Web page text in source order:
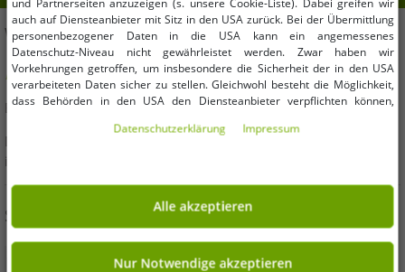
WIR HELFEN DIR!
Hast Du Fragen oder brauchst Hilfe? Wir beraten Dich gern!
E-Mail:kundendienst@outlet46.de
Deine Anfrage wird von Montag bis Freitag in der Regel
innerhalb von 24 Stunden beantwortet
SICHER EINKAUFEN
auch auf Diensteanbieter mit Sitz in den USA zurück. Bei der Übermittlung
personenbezogener Daten in die USA kann ein angemessenes
Datenschutz-Niveau nicht gewährleistet werden. Zwar haben wir
Vorkehrungen getroffen, um insbesondere die Sicherheit der in den USA
verarbeiteten Daten sicher zu stellen. Gleichwohl besteht die Möglichkeit,
dass Behörden in den USA den Diensteanbieter verpflichten können,
im Einzelfall auf Basis entsprechender US-Gesetzgebung, ein wirksamer
Zugriff informiert wirst. Mit Deiner Einwilligung gem. Art. 49 Abs. 1 lit. a
DSGVO erklärst Du Dich in die Übermittlung in die USA für einverstanden
(s.a. unsere Datenschutzerklärung). Du hast die Wahl, ob nur notwendige
Cookies verwendet werden sollen oder ob Du darüber hinaus weitere
Cookies akzeptieren möchtest. Standardmäßig sind nur notwendige Dienste
aktiv, was Du unter „Nur Notwendige akzeptieren verwenden“ bestätigen
Daten­schutz­erklärung Impressum
Alle akzeptieren
Nur Notwendige akzeptieren